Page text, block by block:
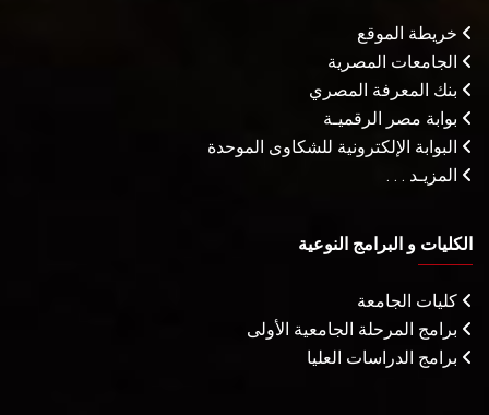
خريطة الموقع
الجامعات المصرية
بنك المعرفة المصري
بوابة مصر الرقميـة
البوابة الإلكترونية للشكاوى الموحدة
المزيـد . . .
الكليات و البرامج النوعية
كليات الجامعة
برامج المرحلة الجامعية الأولى
برامج الدراسات العليا